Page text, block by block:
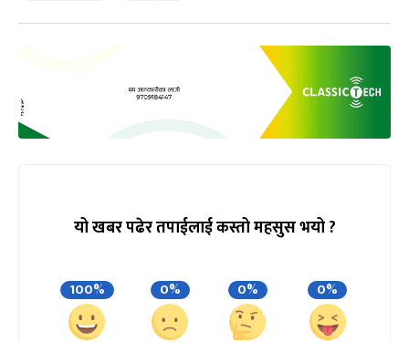
यो खबर पढेर तपाईलाई कस्तो महसुस भयो ?
100% 0% 0% 0%